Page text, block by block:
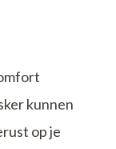
kunnen
op je